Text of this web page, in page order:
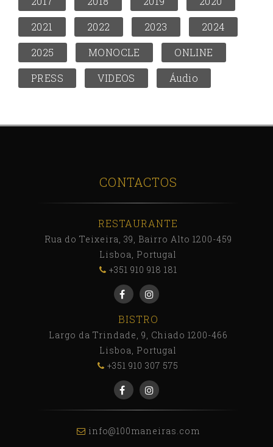
2021
2022 2023
2024
2025
MONOCLE
ONLINE
PRESS
VIDEOS Áudio
CONTACTOS
RESTAURANTE
Rua do Teixeira, 39, Bairro Alto 1200-459
Lisboa, Portugal
+351 910 918 181
BISTRO
Largo da Trindade, 9, Chiado 1200-466
Lisboa, Portugal
+351 910 307 575
info@100maneiras.com